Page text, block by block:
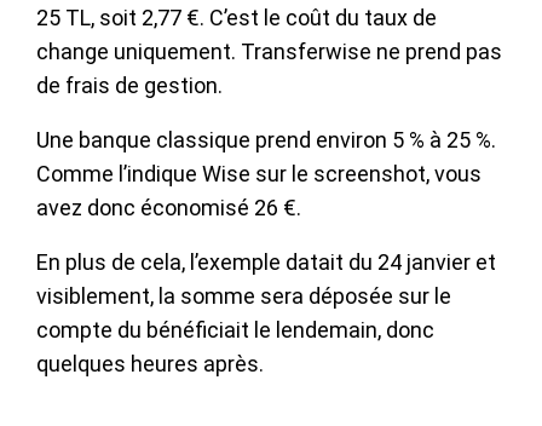
25 TL, soit 2,77 €. C’est le coût du taux de
change uniquement. Transferwise ne prend pas
de frais de gestion.
Une banque classique prend environ 5 % à 25 %.
Comme l’indique Wise sur le screenshot, vous
avez donc économisé 26 €.
En plus de cela, l’exemple datait du 24 janvier et
visiblement, la somme sera déposée sur le
compte du bénéficiait le lendemain, donc
quelques heures après.